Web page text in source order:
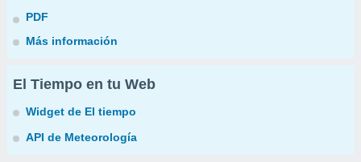
PDF
Más información
El Tiempo en tu Web
Widget de El tiempo
API de Meteorología